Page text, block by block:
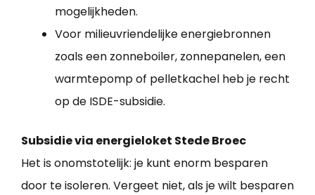
mogelijkheden.
Voor milieuvriendelijke energiebronnen
zoals een zonneboiler, zonnepanelen, een
warmtepomp of pelletkachel heb je recht
op de ISDE-subsidie.
Subsidie via energieloket Stede Broec
Het is onomstotelijk: je kunt enorm besparen
door te isoleren. Vergeet niet, als je wilt besparen